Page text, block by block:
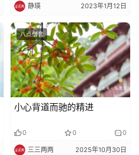
静瑛 2023年1月12日
八点僧音
小心背道而驰的精进
0 0 0
三三两两 2025年10月30日